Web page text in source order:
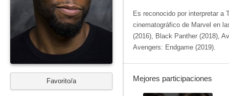
Favorito/a
Es reconocido por interpretar a
cinematográfico de Marvel en
(2016), Black Panther (2018),
Avengers: Endgame (2019).
Mejores participaciones